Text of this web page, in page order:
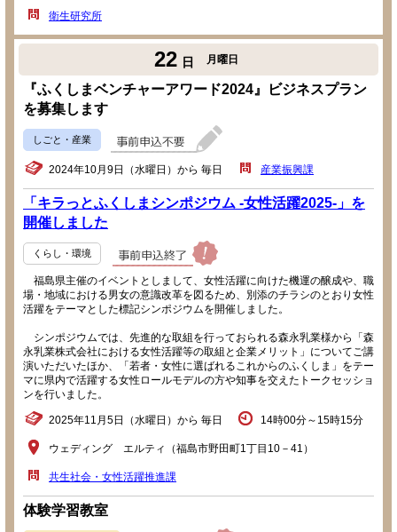
衛生研究所
22 日 月曜日
『ふくしまベンチャーアワード2024』ビジネスプラン
を募集します
しごと・産業
2024年10月9日（水曜日）から 毎日 産業振興課
「キラっとふくしまシンポジウム -女性活躍2025-」を
開催しました
くらし・環境
福島県主催のイベントとしまして、女性活躍に向けた機運の醸成や、職
場・地域における男女の意識改革を図るため、別添のチラシのとおり女性
活躍をテーマとした標記シンポジウムを開催しました。
シンポジウムでは、先進的な取組を行っておられる森永乳業様から「森
永乳業株式会社における女性活躍等の取組と企業メリット」についてご講
演いただいたほか、「若者・女性に選ばれるこれからのふくしま」をテー
マに県内で活躍する女性ロールモデルの方や知事を交えたトークセッショ
ンを行いました。
2025年11月5日（水曜日）から 毎日 14時00分～15時15分
ウェディング エルティ（福島市野田町1丁目10－41）
共生社会・女性活躍推進課
体験学習教室